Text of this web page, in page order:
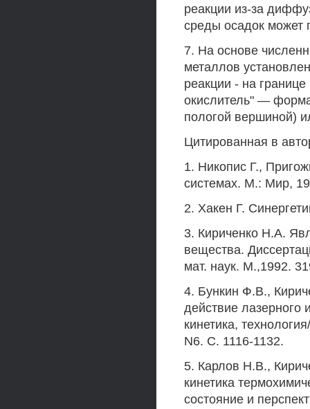
реакции из-за
среды осадок может
7. На основе
металлов
реакции - на
окислитель" —
пологой вершиной)
Цитированная в
1. Никопис Г.,
системах. М.: Мир,
2. Хакен Г.
3. Кириченко H.A.
вещества.
мат. наук. М.,1992.
4. Бункин Ф.В.,
действие
кинетика,
N6. С. 1116-1132.
5. Карлов Н.В.,
кинетика
состояние и